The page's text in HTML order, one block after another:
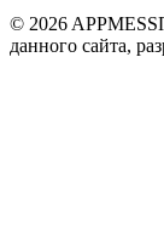
© 2026 APPMESS
данного сайта,